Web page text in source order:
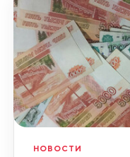
НОВОСТИ